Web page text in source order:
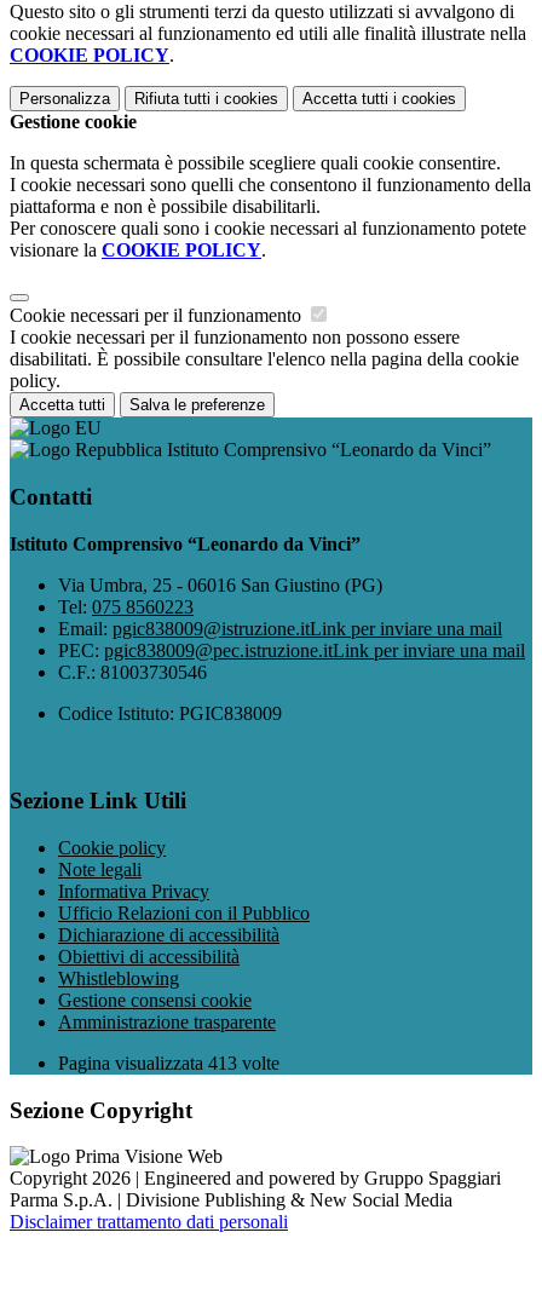
Questo sito o gli strumenti terzi da questo utilizzati si avvalgono di
cookie necessari al funzionamento ed utili alle finalità illustrate nella
COOKIE POLICY.
Personalizza Rifiuta tutti i cookies Accetta tutti i cookies
Gestione cookie
In questa schermata è possibile scegliere quali cookie consentire.
I cookie necessari sono quelli che consentono il funzionamento della
piattaforma e non è possibile disabilitarli.
Per conoscere quali sono i cookie necessari al funzionamento potete
visionare la COOKIE POLICY.
Cookie necessari per il funzionamento
I cookie necessari per il funzionamento non possono essere
disabilitati. È possibile consultare l'elenco nella pagina della cookie
policy.
Accetta tutti Salva le preferenze
Istituto Comprensivo “Leonardo da Vinci”
Contatti
Istituto Comprensivo “Leonardo da Vinci”
Via Umbra, 25 - 06016 San Giustino (PG)
Tel: 075 8560223
Email: pgic838009@istruzione.itLink per inviare una mail
PEC: pgic838009@pec.istruzione.itLink per inviare una mail
C.F.: 81003730546
Codice Istituto: PGIC838009
Sezione Link Utili
Cookie policy
Note legali
Informativa Privacy
Ufficio Relazioni con il Pubblico
Dichiarazione di accessibilità
Obiettivi di accessibilità
Whistleblowing
Gestione consensi cookie
Amministrazione trasparente
Pagina visualizzata 413 volte
Sezione Copyright
Copyright 2026 | Engineered and powered by Gruppo Spaggiari
Parma S.p.A. | Divisione Publishing & New Social Media
Disclaimer trattamento dati personali